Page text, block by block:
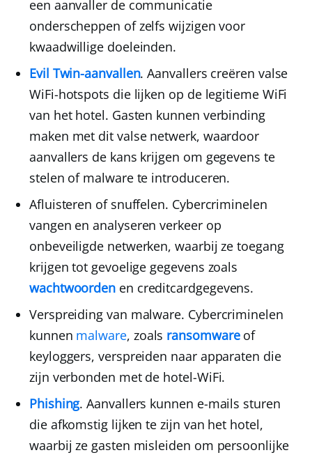
een aanvaller de communicatie
onderscheppen of zelfs wijzigen voor
kwaadwillige doeleinden.
Evil Twin-aanvallen. Aanvallers creëren valse
WiFi-hotspots die lijken op de legitieme WiFi
van het hotel. Gasten kunnen verbinding
maken met dit valse netwerk, waardoor
aanvallers de kans krijgen om gegevens te
stelen of malware te introduceren.
Afluisteren of snuffelen. Cybercriminelen
vangen en analyseren verkeer op
onbeveiligde netwerken, waarbij ze toegang
krijgen tot gevoelige gegevens zoals
wachtwoorden en creditcardgegevens.
Verspreiding van malware. Cybercriminelen
kunnen malware, zoals ransomwareof
keyloggers, verspreiden naar apparaten die
zijn verbonden met de hotel-WiFi.
Phishing. Aanvallers kunnen e-mails sturen
die afkomstig lijken te zijn van het hotel,
waarbij ze gasten misleiden om persoonlijke